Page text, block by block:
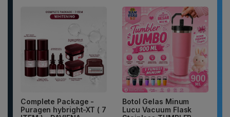
Complete Package -
Puragen hybright-XT ( 7
Botol Gelas Minum
Lucu Vacuum Flask